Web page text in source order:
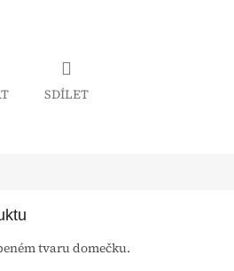
SDÍLET
tvaru domečku.